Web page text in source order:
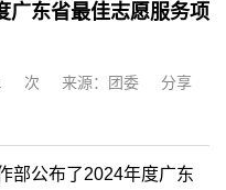
广东省最佳志愿服务项
次 来源：团委
分享
部公布了2024年度广东